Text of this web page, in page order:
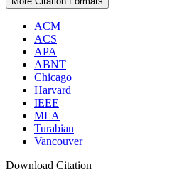
ACM
ACS
APA
ABNT
Chicago
Harvard
IEEE
MLA
Turabian
Vancouver
Download Citation